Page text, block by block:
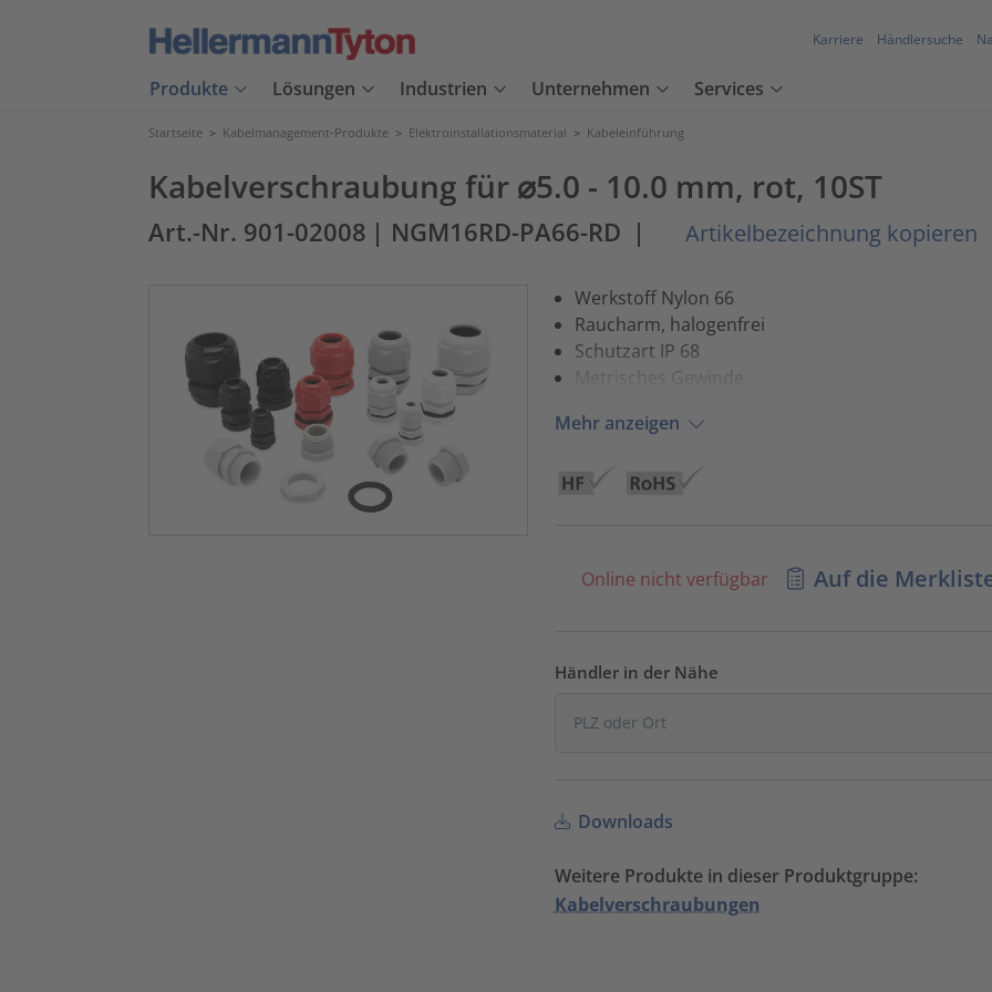
Karriere Händlersuche
Produkte Lösungen Industrien Unternehmen Services
Startseite > Kabelmanagement-Produkte > Elektroinstallationsmaterial > Kabeleinführung
Kabelverschraubung für ⌀5.0 - 10.0 mm, rot, 10ST
Art.-Nr. 901-02008 | NGM16RD-PA66-RD | Artikelbezeichnung kopieren
Werkstoff Nylon 66
Raucharm, halogenfrei
Schutzart IP 68
Metrisches Gewinde
Mehr anzeigen
Online nicht verfügbar Auf die
Händler in der Nähe
Downloads
Weitere Produkte in dieser Produktgruppe:
Kabelverschraubungen